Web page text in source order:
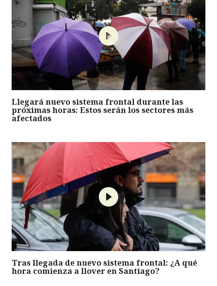
Llegará nuevo sistema frontal durante las
próximas horas: Estos serán los sectores más
afectados
Tras llegada de nuevo sistema frontal: ¿A qué
hora comienza a llover en Santiago?